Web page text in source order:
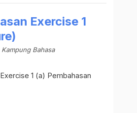
Exercise 1
Bahasa
1 (a) Pembahasan